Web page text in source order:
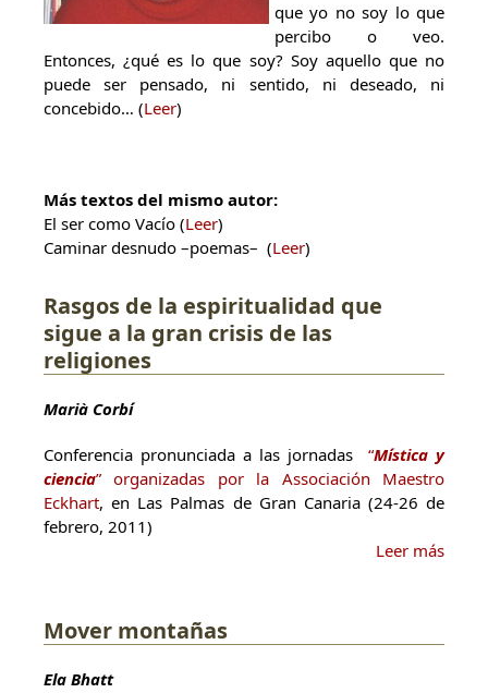
que yo no soy lo que
percibo o veo.
Entonces, ¿qué es lo que soy? Soy aquello que no
puede ser pensado, ni sentido, ni deseado, ni
concebido… (Leer)
Más textos del mismo autor:
El ser como Vacío (Leer)
Caminar desnudo –poemas– (Leer)
Rasgos de la espiritualidad que
sigue a la gran crisis de las
religiones
Marià Corbí
Conferencia pronunciada a las jornadas “Mística y
ciencia” organizadas por la Associación Maestro
Eckhart, en Las Palmas de Gran Canaria (24-26 de
febrero, 2011)
Leer más
Mover montañas
Ela Bhatt